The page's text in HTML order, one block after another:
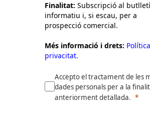
Finalitat: Subscripció al butlletí
informatiu i, si escau, per a
prospecció comercial.
Més informació i drets:
privacitat.
Accepto el tractament de les
dades personals per a la
anteriorment detallada.